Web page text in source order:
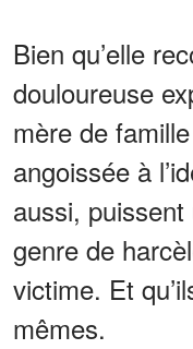
Bien qu’elle
douloureuse
mère de
angoissée à
aussi,
genre de
victime. Et
mêmes.